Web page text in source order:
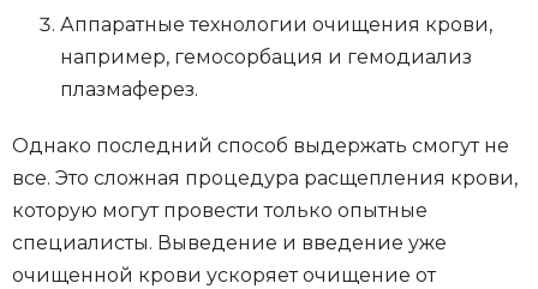
Аппаратные технологии очищения крови,
например, гемосорбация и гемодиализ
плазмаферез.
Однако последний способ выдержать смогут не
все. Это сложная процедура расщепления крови,
которую могут провести только опытные
специалисты. Выведение и введение уже
очищенной крови ускоряет очищение от